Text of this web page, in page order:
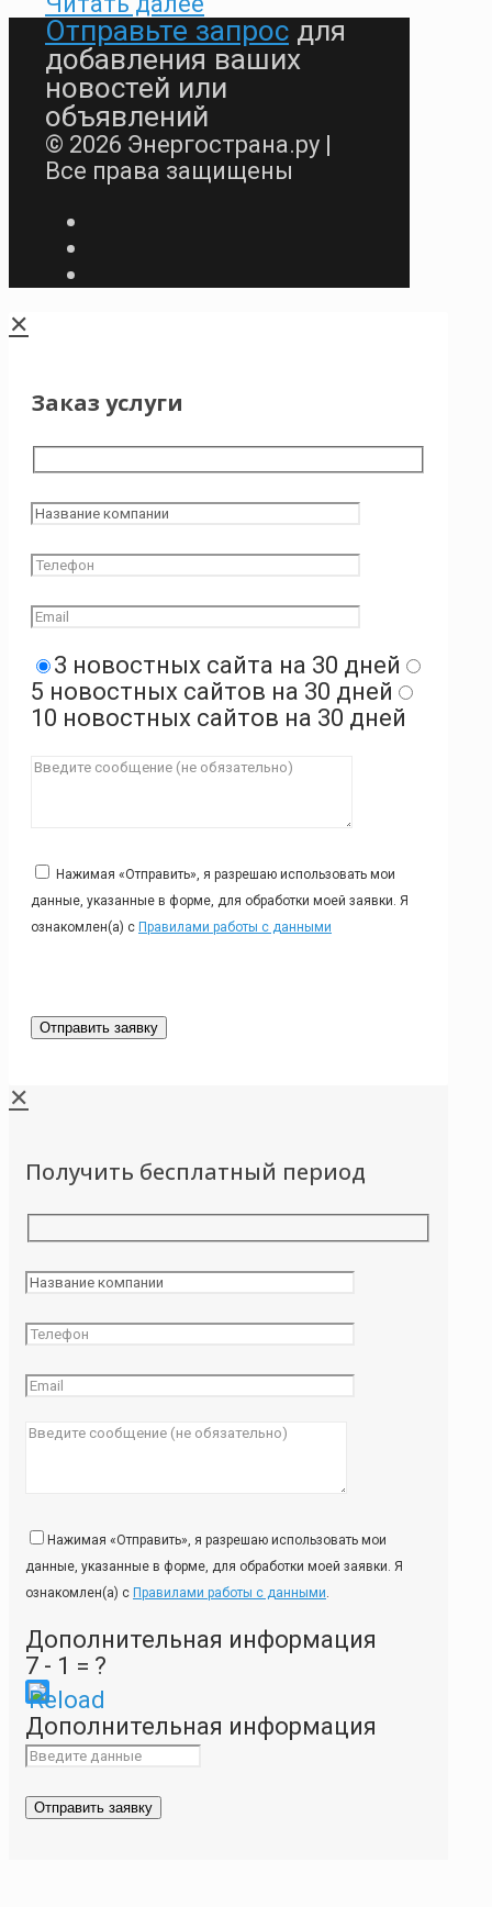
Отправьте запрос для
добавления ваших
новостей или
объявлений
© 2026 Энергострана.ру |
Все права защищены
✕
Заказ услуги
3 новостных сайта на 30 дней
5 новостных сайтов на 30 дней
10 новостных сайтов на 30 дней
Нажимая «Отправить», я разрешаю использовать мои
данные, указанные в форме, для обработки моей заявки. Я
ознакомлен(а) с Правилами работы с данными
✕
Получить бесплатный период
Нажимая «Отправить», я разрешаю использовать мои
данные, указанные в форме, для обработки моей заявки. Я
ознакомлен(а) с Правилами работы с данными.
Дополнительная информация
7 - 1 = ?
Please
enter
characters
Дополнительная информация